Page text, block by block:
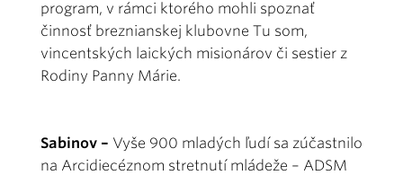
program, v rámci ktorého mohli spoznať
činnosť breznianskej klubovne Tu som,
vincentských laických misionárov či sestier z
Rodiny Panny Márie.
Sabinov – Vyše 900 mladých ľudí sa zúčastnilo
na Arcidiecéznom stretnutí mládeže – ADSM